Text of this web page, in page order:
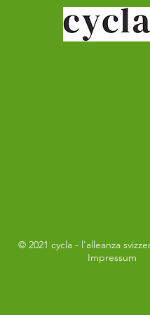
© 2021 cycla - l'alleanza
Impressum